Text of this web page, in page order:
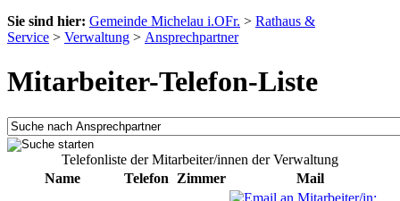
Sie sind hier: Gemeinde Michelau i.OFr. > Rathaus &
Service > Verwaltung > Ansprechpartner
Mitarbeiter-Telefon-Liste
Telefonliste der Mitarbeiter/innen der Verwaltung
Name
Telefon Zimmer Mail